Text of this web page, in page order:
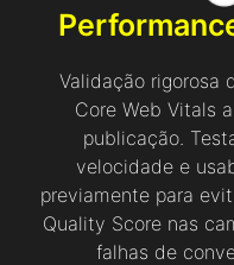
Validação rigorosa
Core Web Vitals
publicação.
velocidade e
previamente para
Quality Score nas
falhas de